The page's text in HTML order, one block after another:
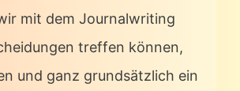
mit dem Journalwriting
treffen können,
und ganz grundsätzlich ein